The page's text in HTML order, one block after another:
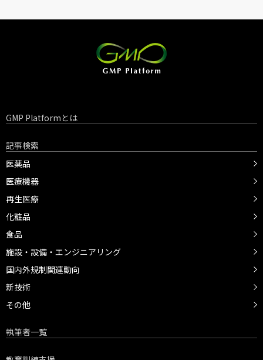
GMP Platformとは
記事検索
医薬品
医療機器
再生医療
化粧品
食品
施設・設備・エンジニアリング
国内外規制関連動向
新技術
その他
執筆者一覧